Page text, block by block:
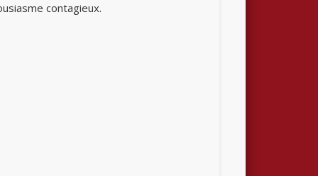
contagieux.